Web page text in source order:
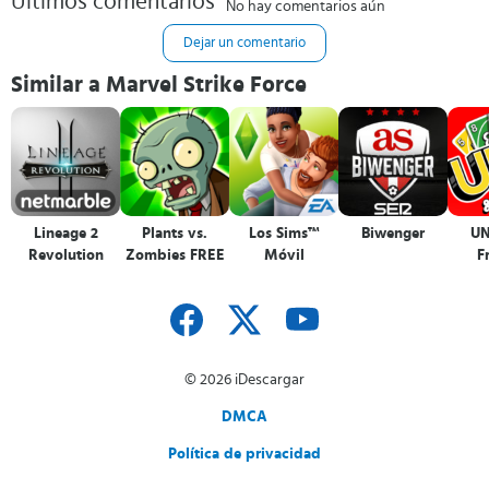
No hay comentarios aún
Dejar un comentario
Similar a Marvel Strike Force
Lineage 2
Revolution
Plants vs.
Zombies FREE
Los Sims™
Móvil
Biwenger
© 2026 iDescargar
DMCA
Política de privacidad